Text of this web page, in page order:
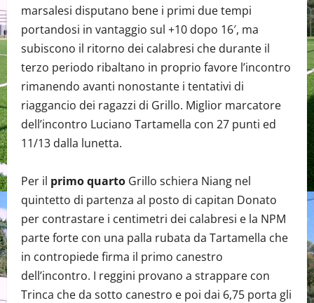
marsalesi disputano bene i primi due tempi
portandosi in vantaggio sul +10 dopo 16′, ma
subiscono il ritorno dei calabresi che durante il
terzo periodo ribaltano in proprio favore l’incontro
rimanendo avanti nonostante i tentativi di
riaggancio dei ragazzi di Grillo. Miglior marcatore
dell’incontro Luciano Tartamella con 27 punti ed
11/13 dalla lunetta.
Per il primo quarto Grillo schiera Niang nel
quintetto di partenza al posto di capitan Donato
per contrastare i centimetri dei calabresi e la NPM
parte forte con una palla rubata da Tartamella che
in contropiede firma il primo canestro
dell’incontro. I reggini provano a strappare con
Trinca che da sotto canestro e poi dai 6,75 porta gli